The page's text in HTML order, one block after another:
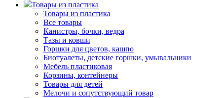
Товары из пластика
Товары из пластика
Все товары
Канистры, бочки, ведра
Тазы и ковши
Горшки для цветов, кашпо
Биотуалеты, детские горшки, умывальники
Мебель пластиковая
Корзины, контейнеры
Товары для детей
Мелочи и сопутствующий товар